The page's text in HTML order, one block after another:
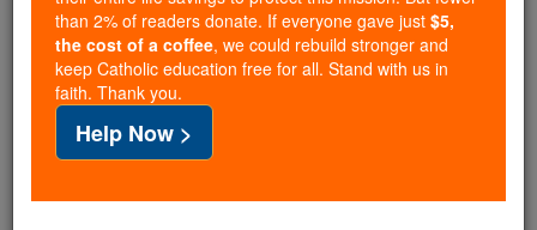
free, faithful Catholic education to over 2.2
million students across 193 countries. In an age
of noise and algorithms, you are helping form
souls with truth, prayer, Scripture, and Christ.
If everyone who reads this gave just $5 — the
than 2% of readers donate. If everyone gave just $5,
the cost of a coffee, we could rebuild stronger and
keep Catholic education free for all. Stand with us in
faith. Thank you.
Help Now >